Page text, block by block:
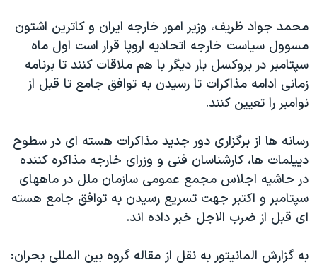
محمد جواد ظریف، وزیر امور خارجه ایران و کاترین اشتون
مسوول سیاست خارجه اتحادیه اروپا قرار است اول ماه
سپتامبر در بروکسل بار دیگر با هم ملاقات کنند تا برنامه
زمانی ادامه مذاکرات تا رسیدن به توافق جامع تا قبل از
نوامبر را تعیین کنند.
رسانه ها از برگزاری دور جدید مذاکرات هسته ای در سطوح
دیپلمات ها، کارشناسان فنی و وزرای خارجه مذاکره کننده
در حاشیه اجلاس مجمع عمومی سازمان ملل در ماههای
سپتامبر و اکتبر جهت تسریع رسیدن به توافق جامع هسته
ای قبل از ضرب الاجل خبر داده اند.
به گزارش المانیتور به نقل از مقاله گروه بین المللی بحران: